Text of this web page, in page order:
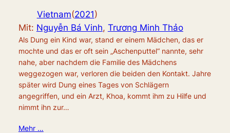
Vietnam(2021)
Mit: Nguyễn Bá Vinh, Trương Minh Thảo
Als Dung ein Kind war, stand er einem Mädchen, das er
mochte und das er oft sein „Aschenputtel“ nannte, sehr
nahe, aber nachdem die Familie des Mädchens
weggezogen war, verloren die beiden den Kontakt. Jahre
später wird Dung eines Tages von Schlägern
angegriffen, und ein Arzt, Khoa, kommt ihm zu Hilfe und
nimmt ihn zur…
Mehr …